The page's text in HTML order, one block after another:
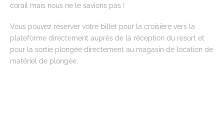
corail mais nous ne le savions pas !
Vous pouvez réserver votre billet pour la croisière vers la
plateforme directement auprès de la réception du resort et
pour la sortie plongée directement au magasin de location de
matériel de plongée.